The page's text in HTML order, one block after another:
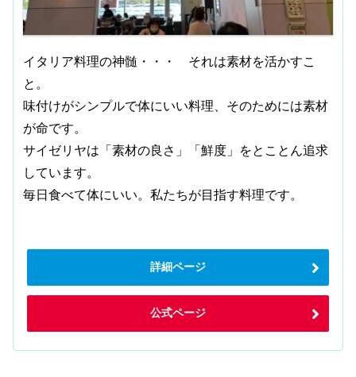
イタリア料理の神髄・・・ それは素材を活かすこ
と。
味付けがシンプルで体にいい料理、そのためには素材
が命です。
サイゼリヤは「素材の良さ」「鮮度」をとことん追求
しています。
毎日食べて体にいい。私たちが目指す料理です。
詳細ページ
公式ページ